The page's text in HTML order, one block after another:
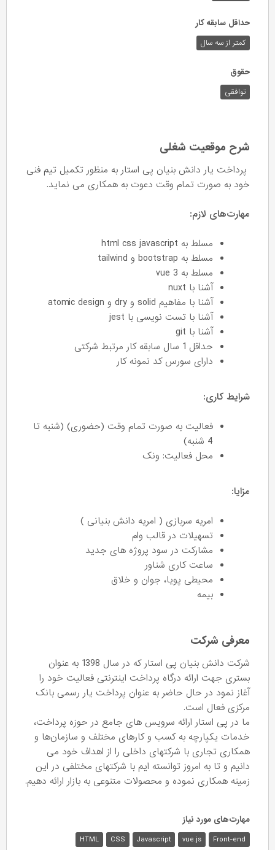
حداقل سابقه کار
کمتر از سه سال
حقوق
توافقی
شرح موقعیت شغلی
پرداخت یار دانش بنیان پی استار به منظور تکمیل تیم فنی
خود به صورت تمام وقت دعوت به همکاری می نماید.
مهارت‌های لازم:
مسلط به html css javascript
مسلط به bootstrap و tailwind
مسلط به vue 3
آشنا با nuxt
آشنا با مفاهیم solid و dry و atomic design
آشنا با تست نویسی با jest
آشنا با git
حداقل 1 سال سابقه کار مرتبط شرکتی
دارای سورس کد نمونه کار
شرایط کاری:
فعالیت به صورت تمام وقت (حضوری) (شنبه تا
4 شنبه)
محل فعالیت: ونک
مزایا:
امریه سربازی ( امریه دانش بنیانی )
تسهیلات در قالب وام
مشارکت در سود پروژه های جدید
ساعت کاری شناور
محیطی پویا، جوان و خلاق
بیمه
معرفی شرکت
شرکت دانش بنیان پی استار که در سال 1398 به عنوان
بستری جهت ارائه درگاه پرداخت اینترنتی فعالیت خود را
آغاز نمود در حال حاضر به عنوان پرداخت یار رسمی بانک
مرکزی فعال است.
ما در پی استار ارائه سرویس های جامع در حوزه پرداخت،
خدمات یکپارچه به کسب و کارهای مختلف و سازمان‌ها و
همکاری تجاری با شرکتهای داخلی را از اهداف خود می
دانیم و تا به امروز توانسته ایم با شرکتهای مختلفی در این
زمینه همکاری نموده و محصولات متنوعی به بازار ارائه دهیم.
مهارت‌های مورد نیاز
Front-end
vue.js
Javascript
CSS
HTML